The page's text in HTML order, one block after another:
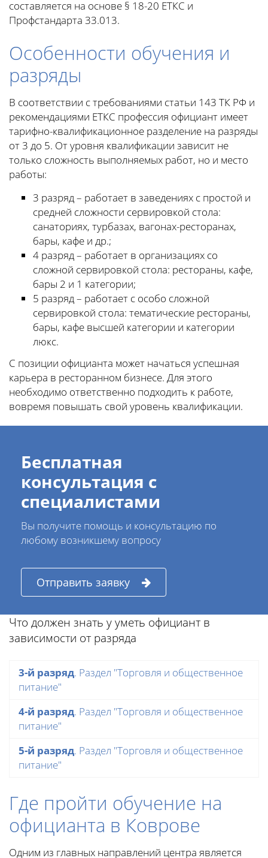
составляется на основе § 18-20 ЕТКС и
Профстандарта 33.013.
Особенности обучения и
разряды
В соответствии с требованиями статьи 143 ТК РФ и
рекомендациями ЕТКС профессия официант имеет
тарифно-квалификационное разделение на разряды
от 3 до 5. От уровня квалификации зависит не
только сложность выполняемых работ, но и место
работы:
3 разряд – работает в заведениях с простой и
средней сложности сервировкой стола:
санаториях, турбазах, вагонах-ресторанах,
бары, кафе и др.;
4 разряд – работает в организациях со
сложной сервировкой стола: рестораны, кафе,
бары 2 и 1 категории;
5 разряд – работает с особо сложной
сервировкой стола: тематические рестораны,
бары, кафе высшей категории и категории
люкс.
С позиции официанта может начаться успешная
карьера в ресторанном бизнесе. Для этого
необходимо ответственно подходить к работе,
вовремя повышать свой уровень квалификации.
Бесплатная
консультация с
специалистами
Вы получите помощь и консультацию по
любому возникшему вопросу
Отправить заявку
Что должен знать у уметь официант в
зависимости от разряда
3-й разряд. Раздел "Торговля и общественное
питание"
4-й разряд. Раздел "Торговля и общественное
питание"
5-й разряд. Раздел "Торговля и общественное
питание"
Где пройти обучение на
официанта в Коврове
Одним из главных направлений центра является